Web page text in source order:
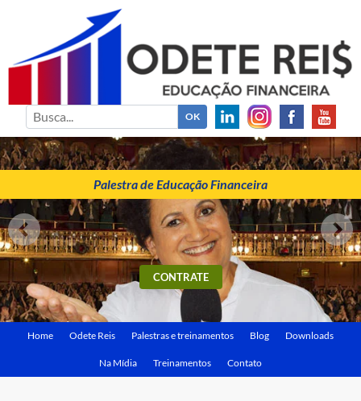
ODETE REIS
Palestrante de Educação Financeira
Palestra de Educação Financeira
CONTRATE
Home Odete Reis Palestras e treinamentos Blog Downloads
Na Mídia Treinamentos Contato